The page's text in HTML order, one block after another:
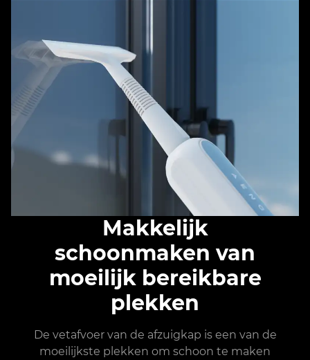
Makkelijk
schoonmaken van
moeilijk bereikbare
plekken
De vetafvoer van de afzuigkap is een van de
moeilijkste plekken om schoon te maken